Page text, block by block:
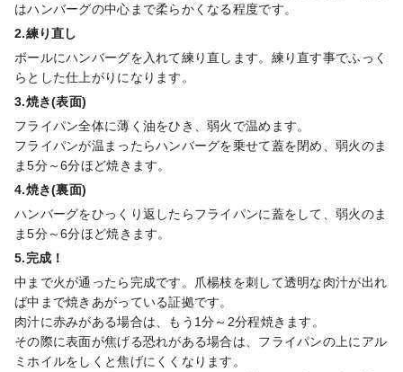
はハンバーグの中心まで柔らかくなる程度です。
2.練り直し
ボールにハンバーグを入れて練り直します。練り直す事でふっく
らとした仕上がりになります。
3.焼き(表面)
フライパン全体に薄く油をひき、弱火で温めます。
フライパンが温まったらハンバーグを乗せて蓋を閉め、弱火のま
ま5分～6分ほど焼きます。
4.焼き(裏面)
ハンバーグをひっくり返したらフライパンに蓋をして、弱火のま
ま5分～6分ほど焼きます。
5.完成！
中まで火が通ったら完成です。爪楊枝を刺して透明な肉汁が出れ
ば中まで焼きあがっている証拠です。
肉汁に赤みがある場合は、もう1分～2分程焼きます。
その際に表面が焦げる恐れがある場合は、フライパンの上にアル
ミホイルをしくと焦げにくくなります。